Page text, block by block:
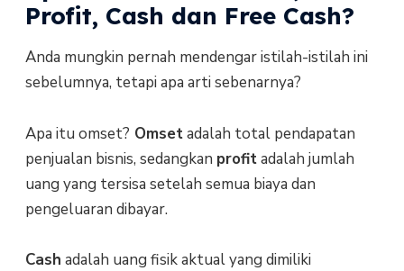
Profit, Cash dan Free Cash?
Anda mungkin pernah mendengar istilah-istilah ini
sebelumnya, tetapi apa arti sebenarnya?
Apa itu omset? Omsetadalah total pendapatan
penjualan bisnis, sedangkan profitadalah jumlah
uang yang tersisa setelah semua biaya dan
pengeluaran dibayar.
Cash adalah uang fisik aktual yang dimiliki